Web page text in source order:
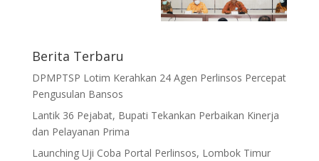
Berita Terbaru
DPMPTSP Lotim Kerahkan 24 Agen Perlinsos Percepat
Pengusulan Bansos
Lantik 36 Pejabat, Bupati Tekankan Perbaikan Kinerja
dan Pelayanan Prima
Launching Uji Coba Portal Perlinsos, Lombok Timur